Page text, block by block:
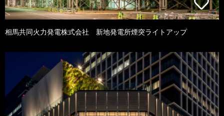
相馬共同火力発電株式会社 新地発電所煙突ライトアップ